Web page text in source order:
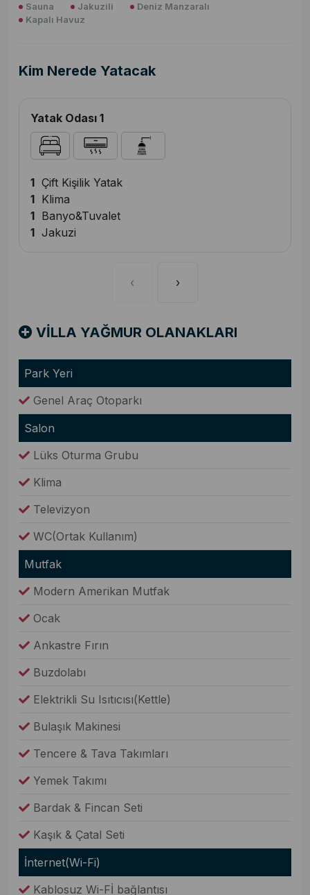
Sauna Jakuzili
Deniz Manzaralı
Kapalı Havuz
Kim Nerede Yatacak
Yatak Odası 1
1 Çift Kişilik Yatak
1 Klima
1 Banyo&Tuvalet
1 Jakuzi
‹ ›
VİLLA YAĞMUR OLANAKLARI
Park Yeri
Genel Araç Otoparkı
Salon
Lüks Oturma Grubu
Klima
Televizyon
WC(Ortak Kullanım)
Mutfak
Modern Amerikan Mutfak
Ocak
Ankastre Fırın
Buzdolabı
Elektrikli Su Isıtıcısı(Kettle)
Bulaşık Makinesi
Tencere & Tava Takımları
Yemek Takımı
Bardak & Fincan Seti
Kaşık & Çatal Seti
İnternet(Wi-Fi)
Kablosuz Wi-Fİ bağlantısı